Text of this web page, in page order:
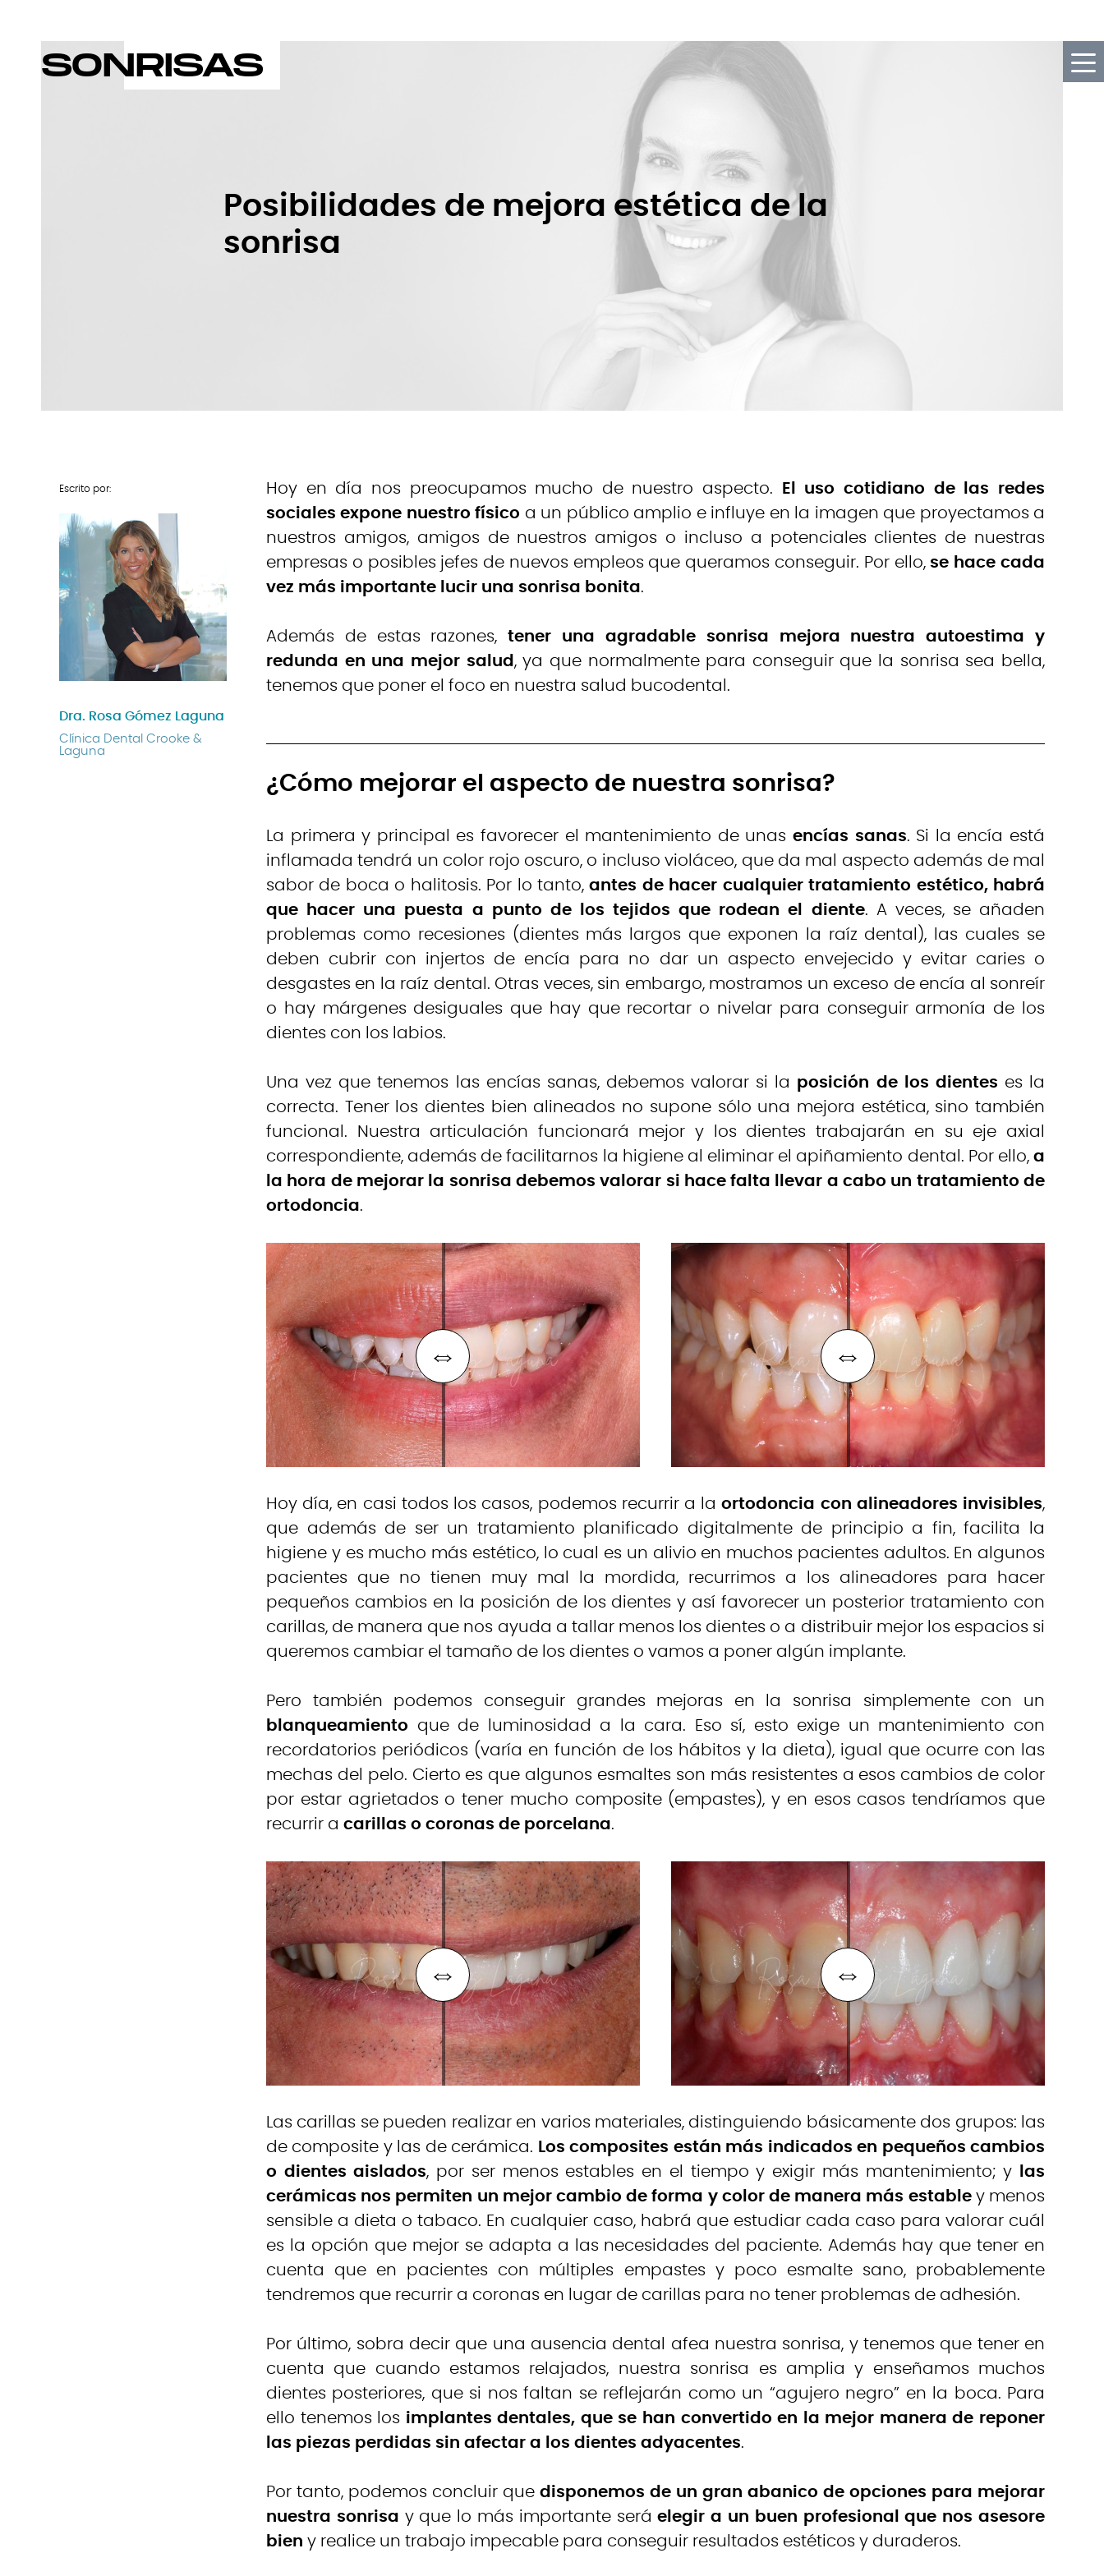
SONRISAS
Posibilidades de mejora estética de la
sonrisa
Escrito por:
Dra. Rosa Gómez Laguna
Clínica Dental Crooke &
Laguna
Hoy en día nos preocupamos mucho de nuestro aspecto.
El uso cotidiano de las redes
sociales expone nuestro físico a un público amplio e influye en la imagen que proyectamos a
nuestros amigos, amigos de nuestros amigos o incluso a potenciales clientes de nuestras
empresas o posibles jefes de nuevos empleos que queramos conseguir. Por ello,se hace cada
vez más importante lucir una sonrisa bonita.
Además de estas razones,tener una agradable sonrisa mejora nuestra autoestima y
redunda en una mejor salud , ya que normalmente para conseguir que la sonrisa sea bella,
tenemos que poner el foco en nuestra salud bucodental.
¿Cómo mejorar el aspecto de nuestra sonrisa?
La primera y principal es favorecer el mantenimiento de unas encías sanas. Si la encía está
inflamada tendrá un color rojo oscuro, o incluso violáceo, que da mal aspecto además de mal
sabor de boca o halitosis. Por lo tanto,antes de hacer cualquier tratamiento estético, habrá
que hacer una puesta a punto de los tejidos que rodean el diente. A veces, se añaden
problemas como recesiones (dientes más largos que exponen la raíz dental), las cuales se
deben cubrir con injertos de encía para no dar un aspecto envejecido y evitar caries o
desgastes en la raíz dental. Otras veces, sin embargo, mostramos un exceso de encía al sonreír
o hay márgenes desiguales que hay que recortar o nivelar para conseguir armonía de los
dientes con los labios.
Una vez que tenemos las encías sanas, debemos valorar si la posición de los dientes es la
correcta. Tener los dientes bien alineados no supone sólo una mejora estética, sino también
funcional. Nuestra articulación funcionará mejor y los dientes trabajarán en su eje axial
correspondiente, además de facilitarnos la higiene al eliminar el apiñamiento dental. Por ello, a
la hora de mejorar la sonrisa debemos valorar si hace falta llevar a cabo un tratamiento de
ortodoncia.
Hoy día, en casi todos los casos, podemos recurrir a laortodoncia con alineadores invisibles,
que además de ser un tratamiento planificado digitalmente de principio a fin, facilita la
higiene y es mucho más estético, lo cual es un alivio en muchos pacientes adultos. En algunos
pacientes que no tienen muy mal la mordida, recurrimos a los alineadores para hacer
pequeños cambios en la posición de los dientes y así favorecer un posterior tratamiento con
carillas, de manera que nos ayuda a tallar menos los dientes o a distribuir mejor los espacios si
queremos cambiar el tamaño de los dientes o vamos a poner algún implante.
Pero también podemos conseguir grandes mejoras en la sonrisa simplemente con un
blanqueamiento que de luminosidad a la cara. Eso sí, esto exige un mantenimiento con
recordatorios periódicos (varía en función de los hábitos y la dieta), igual que ocurre con las
mechas del pelo. Cierto es que algunos esmaltes son más resistentes a esos cambios de color
por estar agrietados o tener mucho composite (empastes), y en esos casos tendríamos que
recurrir a carillas o coronas de porcelana.
Las carillas se pueden realizar en varios materiales, distinguiendo básicamente dos grupos: las
de composite y las de cerámica. Los composites están más indicados en pequeños cambios
o dientes aislados, por ser menos estables en el tiempo y exigir más mantenimiento; y
las
cerámicas nos permiten un mejor cambio de forma y color de manera más establey menos
sensible a dieta o tabaco. En cualquier caso, habrá que estudiar cada caso para valorar cuál
es la opción que mejor se adapta a las necesidades del paciente. Además hay que tener en
cuenta que en pacientes con múltiples empastes y poco esmalte sano, probablemente
tendremos que recurrir a coronas en lugar de carillas para no tener problemas de adhesión.
Por último, sobra decir que una ausencia dental afea nuestra sonrisa, y tenemos que tener en
cuenta que cuando estamos relajados, nuestra sonrisa es amplia y enseñamos muchos
dientes posteriores, que si nos faltan se reflejarán como un “agujero negro” en la boca. Para
ello tenemos los implantes dentales, que se han convertido en la mejor manera de reponer
las piezas perdidas sin afectar a los dientes adyacentes.
Por tanto, podemos concluir que disponemos de un gran abanico de opciones para mejorar
nuestra sonrisa y que lo más importante seráelegir a un buen profesional que nos asesore
bien y realice un trabajo impecable para conseguir resultados estéticos y duraderos.